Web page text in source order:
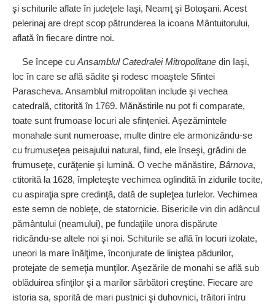
şi schiturile aflate în judeţele Iaşi, Neamţ şi Botoşani. Acest
pelerinaj are drept scop pătrunderea la icoana Mântuitorului,
aflată în fiecare dintre noi.
Se începe cu Ansamblul Catedralei Mitropolitanedin Iaşi,
loc în care se află sădite şi rodesc moaştele Sfintei
Parascheva. Ansamblul mitropolitan include şi vechea
catedrală, ctitorită în 1769. Mănăstirile nu pot fi comparate,
toate sunt frumoase locuri ale sfinţeniei. Aşezămintele
monahale sunt numeroase, multe dintre ele armonizându‑se
cu frumuseţea peisajului natural, fiind, ele înseşi, grădini de
frumuseţe, curăţenie şi lumină. O veche mănăstire, Bârnova,
ctitorită la 1628, împleteşte vechimea oglindită în zidurile tocite,
cu aspiraţia spre credinţă, dată de supleţea turlelor. Vechimea
este semn de nobleţe, de statornicie. Bisericile vin din adâncul
pământului (neamului), pe fundaţiile unora dispărute
ridicându‑se altele noi şi noi. Schiturile se află în locuri izolate,
uneori la mare înălţime, înconjurate de liniştea pădurilor,
protejate de semeţia munţilor. Aşezările de monahi se află sub
oblăduirea sfinţilor şi a marilor sărbători creştine. Fiecare are
istoria sa, sporită de mari pustnici şi duhovnici, trăitori întru